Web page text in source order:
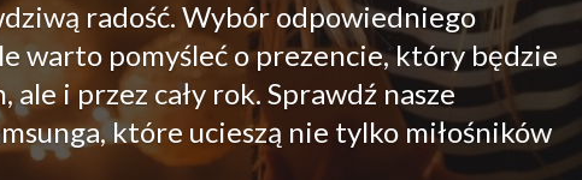
radość. Wybór odpowiedniego
warto pomyśleć o prezencie, który będzie
i przez cały rok. Sprawdź nasze
które ucieszą nie tylko miłośników